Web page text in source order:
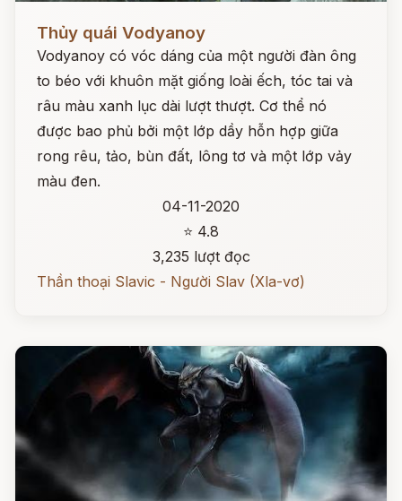
Thủy quái Vodyanoy
Vodyanoy có vóc dáng của một người đàn ông
to béo với khuôn mặt giống loài ếch, tóc tai và
râu màu xanh lục dài lượt thượt. Cơ thể nó
được bao phủ bởi một lớp dầy hỗn hợp giữa
rong rêu, tảo, bùn đất, lông tơ và một lớp vảy
màu đen.
04-11-2020
⭐ 4.8
3,235 lượt đọc
Thần thoại Slavic - Người Slav (Xla-vơ)